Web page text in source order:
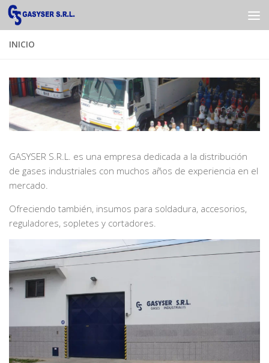
Saltar al contenido
INICIO
GASYSER S.R.L. es una empresa dedicada a la distribución
de gases industriales con muchos años de experiencia en el
mercado.
Ofreciendo también, insumos para soldadura, accesorios,
reguladores, sopletes y cortadores.